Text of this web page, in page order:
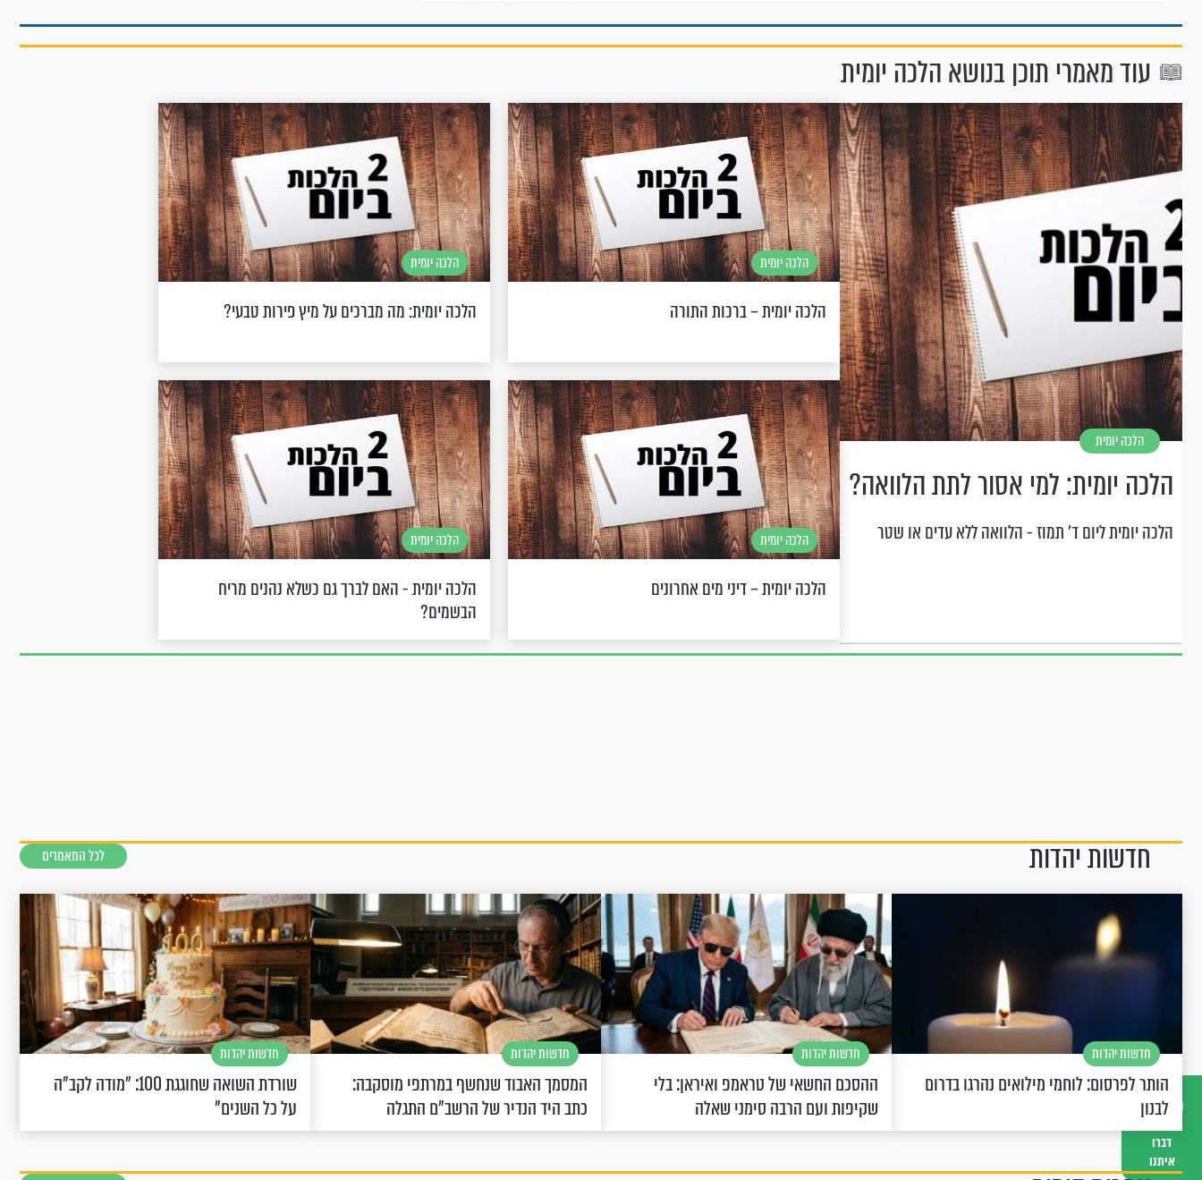
דברו
איתנו
עוד מאמרי תוכן בנושא הלכה יומית
הלכה יומית
הלכה יומית: למי אסור לתת הלוואה?
הלכה יומית ליום ד' תמוז - הלוואה ללא עדים או שטר
הלכה יומית
הלכה יומית – ברכות התורה
הלכה יומית
הלכה יומית: מה מברכים על מיץ פירות טבעי?
הלכה יומית
הלכה יומית – דיני מים אחרונים
הלכה יומית
הלכה יומית - האם לברך גם כשלא נהנים מריח
הבשמים?
חדשות יהדות לכל המאמרים
חדשות יהדות
הותר לפרסום: לוחמי מילואים נהרגו בדרום
לבנון
חדשות יהדות
ההסכם החשאי של טראמפ ואיראן: בלי
שקיפות ועם הרבה סימני שאלה
חדשות יהדות
המסמך האבוד שנחשף במרתפי מוסקבה:
כתב היד הנדיר של הרשב"ם התגלה
חדשות יהדות
שורדת השואה שחוגגת 100: "מודה לקב"ה
על כל השנים"